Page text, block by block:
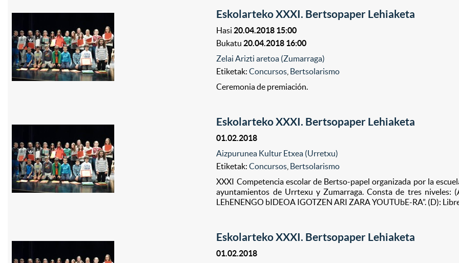
Eskolarteko XXXI. Bertsopaper Lehiaketa
Hasi 20.04.2018 15:00
Bukatu 20.04.2018 16:00
Zelai Arizti aretoa (Zumarraga)
Etiketak:Concursos Bertsolarismo
Ceremonia de premiación.
Eskolarteko XXXI. Bertsopaper Lehiaketa
01.02.2018
Aizpurunea Kultur Etxea (Urretxu)
Etiketak:Concursos Bertsolarismo
XXXI Competencia escolar de Bertso-papel organizada por la
ayuntamientos de Urrtexu y Zumarraga. Consta de tres niveles:
LEhENENGO bIDEOA IGOTZEN ARI ZARA YOUTUbE-RA”. (D):
Eskolarteko XXXI. Bertsopaper Lehiaketa
01.02.2018